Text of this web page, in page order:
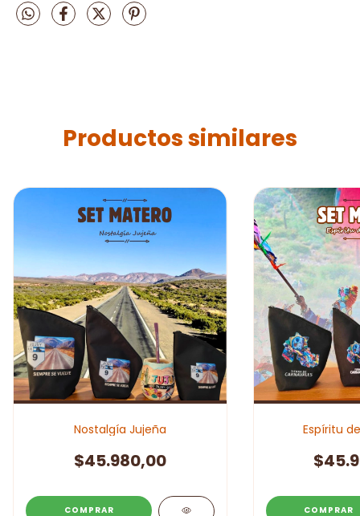
Productos similares
Nostalgía Jujeña
$45.980,00
Espíritu